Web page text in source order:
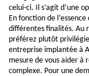
celui-ci. Il s’agit d’une
En fonction de
différentes finalités. Au
préférez plutôt
entreprise implantée à
mesure de vous aider à
complexe. Pour une